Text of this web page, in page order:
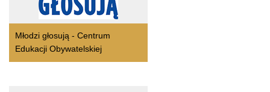
Młodzi głosują - Centrum
Edukacji Obywatelskiej